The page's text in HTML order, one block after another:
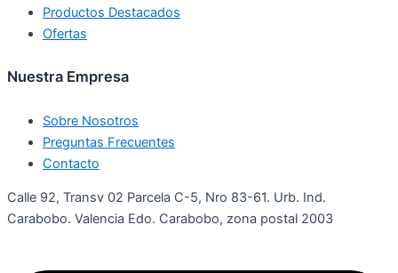
Productos Destacados
Ofertas
Nuestra Empresa
Sobre Nosotros
Preguntas Frecuentes
Contacto
Calle 92, Transv 02 Parcela C-5, Nro 83-61. Urb. Ind.
Carabobo. Valencia Edo. Carabobo, zona postal 2003